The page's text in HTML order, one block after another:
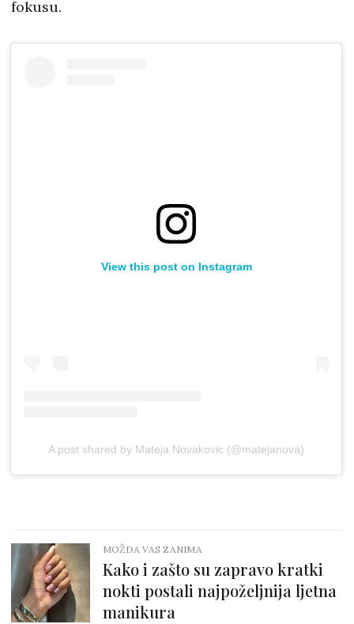
fokusu.
View this post on Instagram
A post shared by Mateja Novakovic (@matejanova)
MOŽDA VAS ZANIMA
Kako i zašto su zapravo kratki
nokti postali najpoželjnija ljetna
manikura